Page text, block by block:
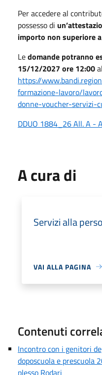
Per accedere al
possesso di
importo non superiore
Ledomande potranno
15/12/2027 ore 12:00
https://
formazione-lavoro/
donne-voucher-servizi-
DDUO 1884_26 All. A -
A cura di
Servizi alla
VAI ALLA PAGINA
Contenuti
Incontro con i genitori
doposcuola e prescuola
plesso Rodari